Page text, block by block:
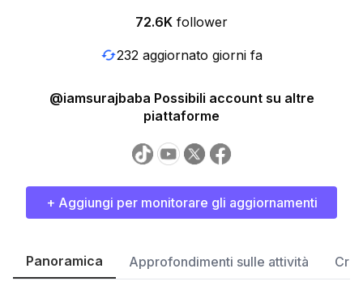
72.6K follower
232 aggiornato giorni fa
@iamsurajbaba Possibili account su altre
piattaforme
+ Aggiungi per monitorare gli aggiornamenti
Panoramica Approfondimenti sulle attività